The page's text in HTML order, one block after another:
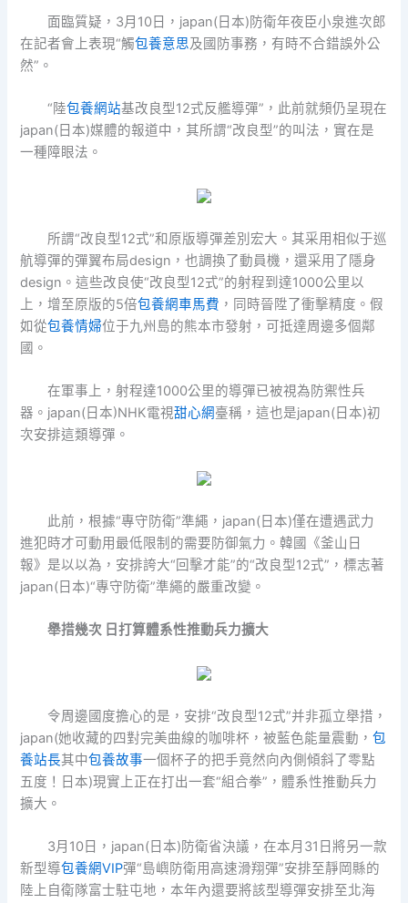
面臨質疑，3月10日，japan(日本)防衛年夜臣小泉進次郎
在記者會上表現“觸包養意思及國防事務，有時不合錯誤外公
然”。
“陸包養網站基改良型12式反艦導彈”，此前就頻仍呈現在
japan(日本)媒體的報道中，其所謂“改良型”的叫法，實在是
一種障眼法。
所謂“改良型12式”和原版導彈差別宏大。其采用相似于巡
航導彈的彈翼布局design，也調換了動員機，還采用了隱身
design。這些改良使“改良型12式”的射程到達1000公里以
上，增至原版的5倍包養網車馬費 ，同時晉陞了衝擊精度。假
如從包養情婦位于九州島的熊本市發射，可抵達周邊多個鄰
國。
在軍事上，射程達1000公里的導彈已被視為防禦性兵
器。japan(日本)NHK電視甜心網臺稱，這也是japan(日本)初
次安排這類導彈。
此前，根據“專守防衛”準繩，japan(日本)僅在遭遇武力
進犯時才可動用最低限制的需要防御氣力。韓國《釜山日
報》是以以為，安排誇大“回擊才能”的“改良型12式”，標志著
japan(日本)“專守防衛”準繩的嚴重改變。
舉措幾次 日打算體系性推動兵力擴大
令周邊國度擔心的是，安排“改良型12式”并非孤立舉措，
japan(她收藏的四對完美曲線的咖啡杯，被藍色能量震動，包
養站長其中包養故事一個杯子的把手竟然向內側傾斜了零點
五度！日本)現實上正在打出一套“組合拳”，體系性推動兵力
擴大。
3月10日，japan(日本)防衛省決議，在本月31日將另一款
新型導包養網VIP彈“島嶼防衛用高速滑翔彈”安排至靜岡縣的
陸上自衛隊富士駐屯地，本年內還要將該型導彈安排至北海